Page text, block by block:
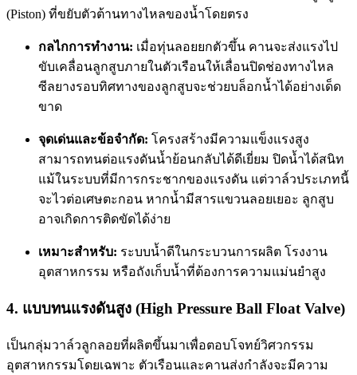
(Piston) ที่ขยับตัวต้านทางไหลของน้ำโดยตรง
กลไกการทำงาน: เมื่อทุ่นลอยยกตัวขึ้น คานจะส่งแรงไป
ขับเคลื่อนลูกสูบภายในตัวเรือนให้เลื่อนปิดช่องทางไหล
ซีลยางรอบทิศทางของลูกสูบจะช่วยบล็อกน้ำได้อย่างเด็ด
ขาด
จุดเด่นและข้อจำกัด: โครงสร้างมีความแข็งแรงสูง
สามารถทนต่อแรงดันน้ำย้อนกลับได้ดีเยี่ยม ปิดน้ำได้สนิท
แม้ในระบบที่มีการกระชากของแรงดัน แต่วาล์วประเภทนี้
จะไวต่อเศษตะกอน หากน้ำมีสารแขวนลอยเยอะ ลูกสูบ
อาจเกิดการติดขัดได้ง่าย
เหมาะสำหรับ: ระบบน้ำดีในกระบวนการผลิต โรงงาน
อุตสาหกรรม หรือถังเก็บน้ำที่ต้องการความแม่นยำสูง
4. แบบทนแรงดันสูง (High Pressure Ball Float Valve)
เป็นกลุ่มวาล์วลูกลอยที่ผลิตขึ้นมาเพื่อตอบโจทย์วิศวกรรม
อุตสาหกรรมโดยเฉพาะ ตัวเรือนและคานส่งกำลังจะมีความ